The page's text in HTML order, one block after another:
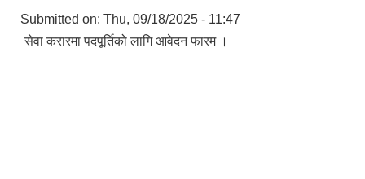
Submitted on: Thu, 09/18/2025 - 11:47
सेवा करारमा पदपूर्तिको लागि आवेदन फारम ।